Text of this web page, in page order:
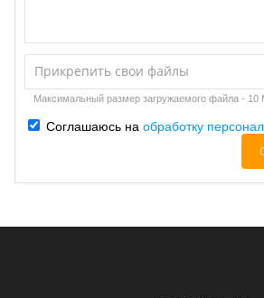
Прикрепить свои файлы
Максимальный размер загружаемого файла -
Соглашаюсь на обработку